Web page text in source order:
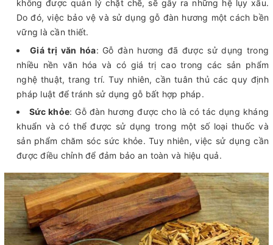
không được quản lý chặt chẽ, sẽ gây ra những hệ lụy xấu.
Do đó, việc bảo vệ và sử dụng gỗ đàn hương một cách bền
vững là cần thiết.
Giá trị văn hóa: Gỗ đàn hương đã được sử dụng trong
nhiều nền văn hóa và có giá trị cao trong các sản phẩm
nghệ thuật, trang trí. Tuy nhiên, cần tuân thủ các quy định
pháp luật để tránh sử dụng gỗ bất hợp pháp.
Sức khỏe: Gỗ đàn hương được cho là có tác dụng kháng
khuẩn và có thể được sử dụng trong một số loại thuốc và
sản phẩm chăm sóc sức khỏe. Tuy nhiên, việc sử dụng cần
được điều chỉnh để đảm bảo an toàn và hiệu quả.